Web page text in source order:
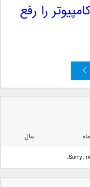
را رفع
ماه
سال
Sorry,